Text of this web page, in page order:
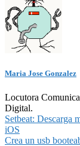
Maria Jose Gonzalez
Locutora
Digital.
Navegación
de
Setbeat: Descarga
iOS
Crea un usb